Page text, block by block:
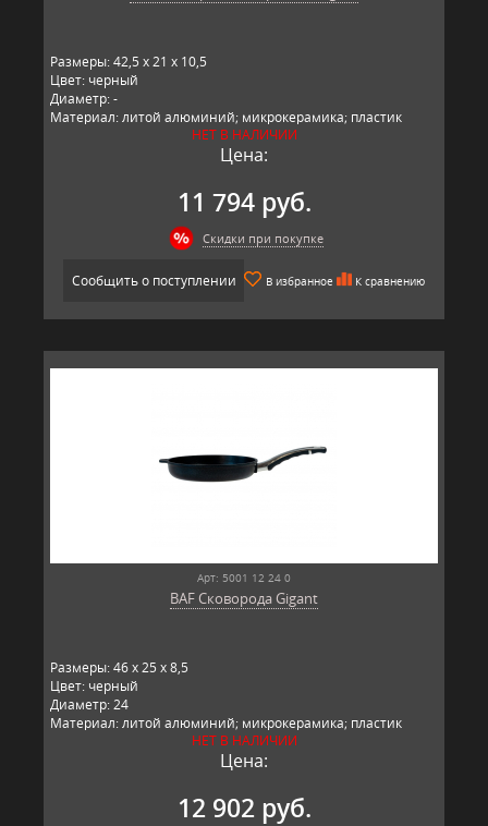
Размеры: 42,5 x 21 x 10,5
Цвет: черный
Диаметр: -
Материал: литой алюминий; микрокерамика; пластик
Производитель: BAF, Германия
НЕТ В НАЛИЧИИ
Цена:
11 794 руб.
Скидки при покупке
Сообщить о поступлении В избранное К сравнению
Арт: 5001 12 24 0
BAF Сковорода Gigant
Размеры: 46 x 25 x 8,5
Цвет: черный
Диаметр: 24
Материал: литой алюминий; микрокерамика; пластик
Производитель: BAF, Германия
НЕТ В НАЛИЧИИ
Цена:
12 902 руб.